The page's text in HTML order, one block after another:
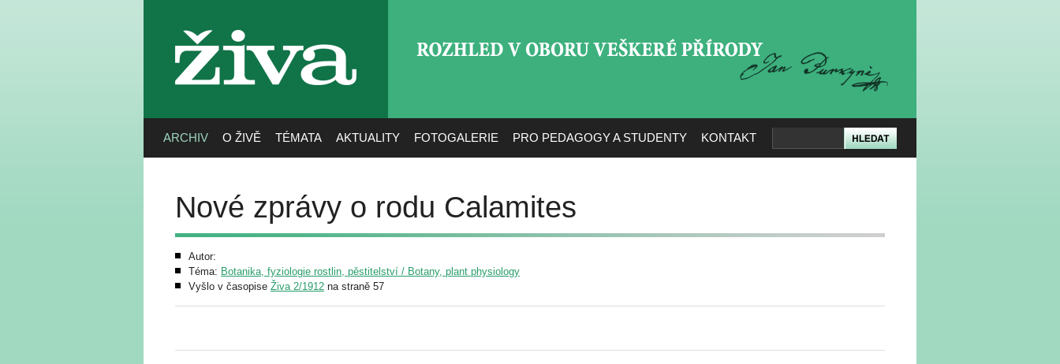
živa
ARCHIV O ŽIVĚ TÉMATA AKTUALITY FOTOGALERIE PRO PEDAGOGY A STUDENTY KONTAKT
Nové zprávy o rodu Calamites
Autor:
Téma: Botanika, fyziologie rostlin, pěstitelství / Botany, plant physiology
Vyšlo v časopise Živa 2/1912 na straně 57